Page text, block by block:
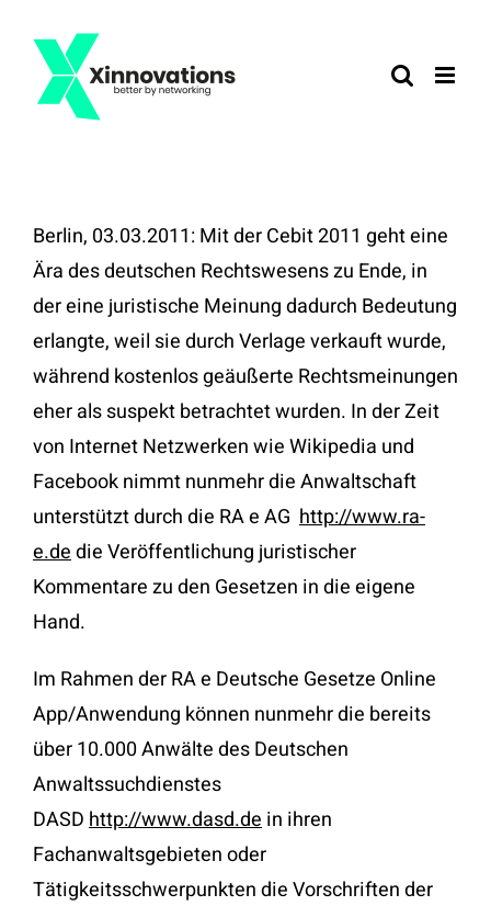
Inhalt
springen
Berlin, 03.03.2011: Mit der Cebit 2011 geht eine
Ära des deutschen Rechtswesens zu Ende, in
der eine juristische Meinung dadurch Bedeutung
erlangte, weil sie durch Verlage verkauft wurde,
während kostenlos geäußerte Rechtsmeinungen
eher als suspekt betrachtet wurden. In der Zeit
von Internet Netzwerken wie Wikipedia und
Facebook nimmt nunmehr die Anwaltschaft
unterstützt durch die RA e AG http://www.ra-
e.dedie Veröffentlichung juristischer
Kommentare zu den Gesetzen in die eigene
Hand.
Im Rahmen der RA e Deutsche Gesetze Online
App/Anwendung können nunmehr die bereits
über 10.000 Anwälte des Deutschen
Anwaltssuchdienstes
DASDhttp://www.dasd.dein ihren
Fachanwaltsgebieten oder
Tätigkeitsschwerpunkten die Vorschriften der